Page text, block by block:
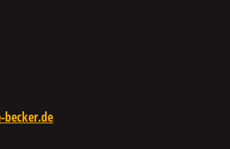
becker.de